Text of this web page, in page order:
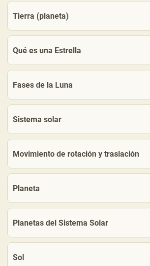
Tierra (planeta)
Qué es una Estrella
Fases de la Luna
Sistema solar
Movimiento de rotación y traslación
Planeta
Planetas del Sistema Solar
Sol